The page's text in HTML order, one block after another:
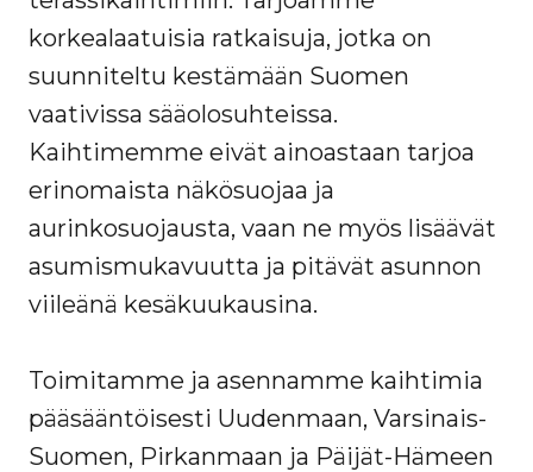
korkealaatuisia ratkaisuja, jotka on
suunniteltu kestämään Suomen
vaativissa sääolosuhteissa.
Kaihtimemme eivät ainoastaan tarjoa
erinomaista näkösuojaa ja
aurinkosuojausta, vaan ne myös lisäävät
asumismukavuutta ja pitävät asunnon
viileänä kesäkuukausina.
Toimitamme ja asennamme kaihtimia
pääsääntöisesti Uudenmaan, Varsinais-
Suomen, Pirkanmaan ja Päijät-Hämeen